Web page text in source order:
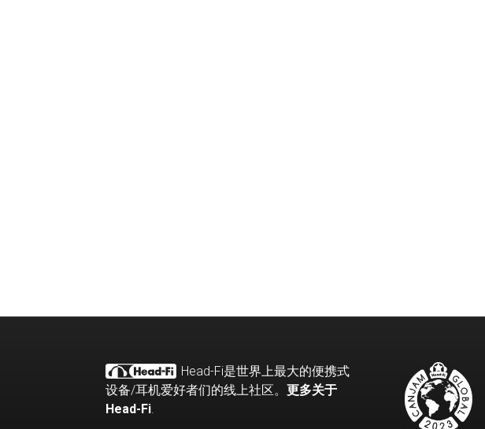
Head-Fi是世界上最大的便携式
设备/耳机爱好者们的线上社区。更多关于
Head-Fi.